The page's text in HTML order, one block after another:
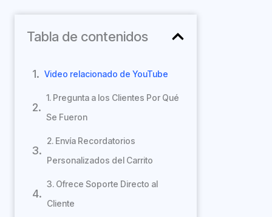
Tabla de contenidos
Video relacionado de YouTube
1. Pregunta a los Clientes Por Qué
Se Fueron
2. Envía Recordatorios
Personalizados del Carrito
3. Ofrece Soporte Directo al
Cliente